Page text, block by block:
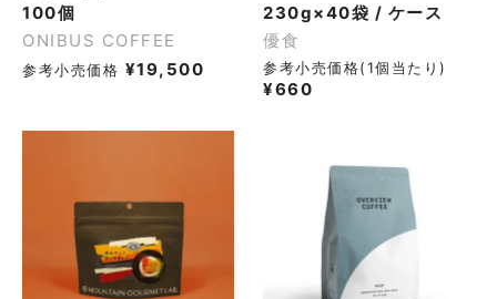
100個
ONIBUS COFFEE
参考小売価格 ¥19,500
230g×40袋 / ケース
優食
参考小売価格(1個当たり)
¥660